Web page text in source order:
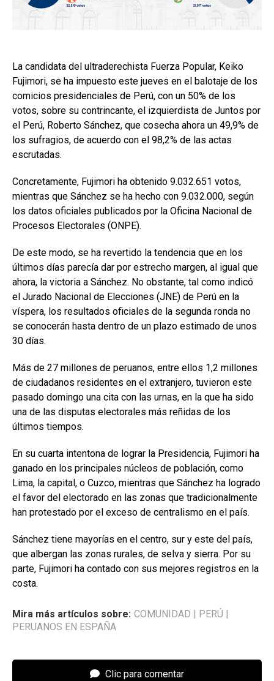
La candidata del ultraderechista Fuerza Popular, Keiko
Fujimori, se ha impuesto este jueves en el balotaje de los
comicios presidenciales de Perú, con un 50% de los
votos, sobre su contrincante, el izquierdista de Juntos por
el Perú, Roberto Sánchez, que cosecha ahora un 49,9% de
los sufragios, de acuerdo con el 98,2% de las actas
escrutadas.
Concretamente, Fujimori ha obtenido 9.032.651 votos,
mientras que Sánchez se ha hecho con 9.032.000, según
los datos oficiales publicados por la Oficina Nacional de
Procesos Electorales (ONPE).
De este modo, se ha revertido la tendencia que en los
últimos días parecía dar por estrecho margen, al igual que
ahora, la victoria a Sánchez. No obstante, tal como indicó
el Jurado Nacional de Elecciones (JNE) de Perú en la
víspera, los resultados oficiales de la segunda ronda no
se conocerán hasta dentro de un plazo estimado de unos
30 días.
Más de 27 millones de peruanos, entre ellos 1,2 millones
de ciudadanos residentes en el extranjero, tuvieron este
pasado domingo una cita con las urnas, en la que ha sido
una de las disputas electorales más reñidas de los
últimos tiempos.
En su cuarta intentona de lograr la Presidencia, Fujimori ha
ganado en los principales núcleos de población, como
Lima, la capital, o Cuzco, mientras que Sánchez ha logrado
el favor del electorado en las zonas que tradicionalmente
han protestado por el exceso de centralismo en el país.
Sánchez tiene mayorías en el centro, sur y este del país,
que albergan las zonas rurales, de selva y sierra. Por su
parte, Fujimori ha contado con sus mejores registros en la
costa.
Mira más artículos sobre: COMUNIDAD PERÚ
PERUANOS EN ESPAÑA
Clic para comentar